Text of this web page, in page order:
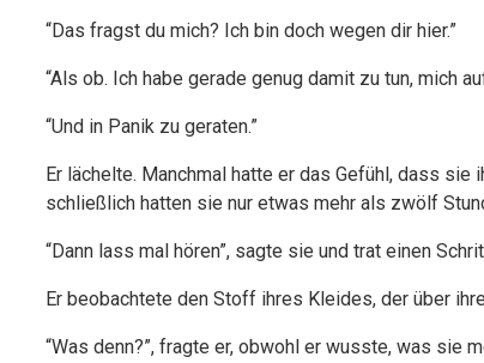
“Das fragst du mich? Ich bin doch wegen dir hier.”
“Als ob. Ich habe gerade genug damit zu tun, mich
“Und in Panik zu geraten.”
Er lächelte. Manchmal hatte er das Gefühl, dass
schließlich hatten sie nur etwas mehr als zwölf
“Dann lass mal hören”, sagte sie und trat einen
Er beobachtete den Stoff ihres Kleides, der über
“Was denn?”, fragte er, obwohl er wusste, was sie